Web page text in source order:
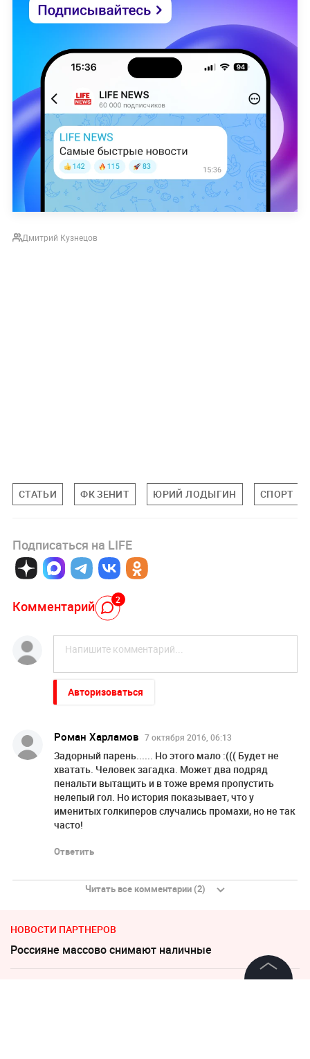
Дмитрий Кузнецов
СТАТЬИ ФК ЗЕНИТ ЮРИЙ ЛОДЫГИН СПОРТ
Подписаться на LIFE
Комментарий 2
Авторизоваться
Роман Харламов 7 октября 2016, 06:13
Задорный парень...... Но этого мало :((( Будет не
хватать. Человек загадка. Может два подряд
пенальти вытащить и в тоже время пропустить
нелепый гол. Но история показывает, что у
именитых голкиперов случались промахи, но не так
часто!
Ответить
Читать все комментарии (2)
НОВОСТИ ПАРТНЕРОВ
Россияне массово снимают наличные
Увеличилось число задержанных за массовую драку